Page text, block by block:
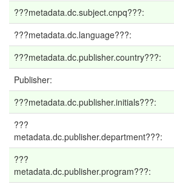
???metadata.dc.subject.cnpq???:
???metadata.dc.language???:
???metadata.dc.publisher.country???:
Publisher:
???metadata.dc.publisher.initials???:
???
metadata.dc.publisher.department???:
???
metadata.dc.publisher.program???: